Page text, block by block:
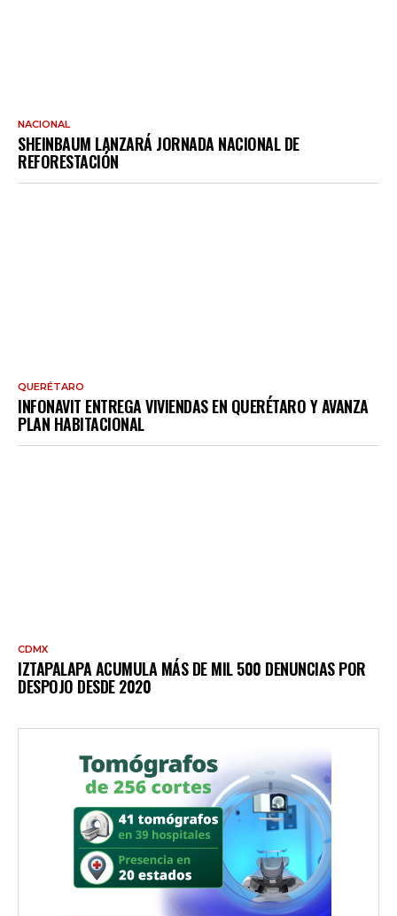
NACIONAL
SHEINBAUM LANZARÁ JORNADA NACIONAL DE
REFORESTACIÓN
QUERÉTARO
INFONAVIT ENTREGA VIVIENDAS EN QUERÉTARO Y AVANZA
PLAN HABITACIONAL
CDMX
IZTAPALAPA ACUMULA MÁS DE MIL 500 DENUNCIAS POR
DESPOJO DESDE 2020